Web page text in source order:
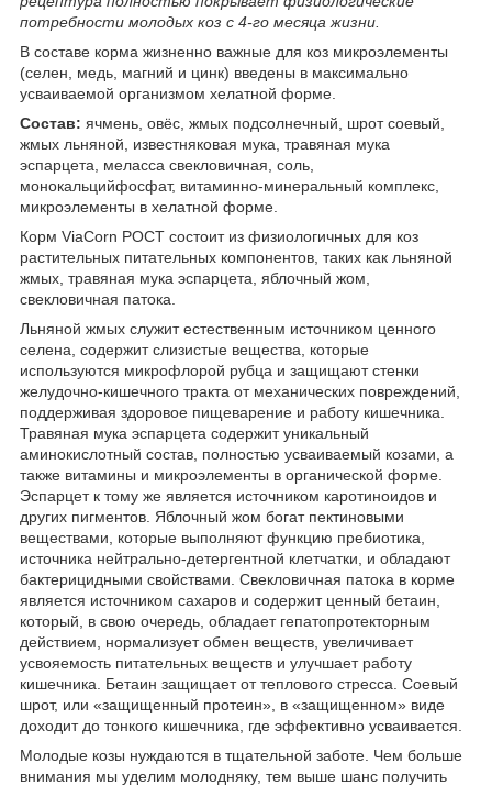
потребности молодых коз с 4-го месяца жизни.
В составе корма жизненно важные для коз микроэлементы
(селен, медь, магний и цинк) введены в максимально
усваиваемой организмом хелатной форме.
Состав: ячмень, овёс, жмых подсолнечный, шрот соевый,
жмых льняной, известняковая мука, травяная мука
эспарцета, меласса свекловичная, соль,
монокальцийфосфат, витаминно-минеральный комплекс,
микроэлементы в хелатной форме.
Корм ViaCorn РОСТ состоит из физиологичных для коз
растительных питательных компонентов, таких как льняной
жмых, травяная мука эспарцета, яблочный жом,
свекловичная патока.
Льняной жмых служит естественным источником ценного
селена, содержит слизистые вещества, которые
используются микрофлорой рубца и защищают стенки
желудочно-кишечного тракта от механических повреждений,
поддерживая здоровое пищеварение и работу кишечника.
Травяная мука эспарцета содержит уникальный
аминокислотный состав, полностью усваиваемый козами, а
также витамины и микроэлементы в органической форме.
Эспарцет к тому же является источником каротиноидов и
других пигментов. Яблочный жом богат пектиновыми
веществами, которые выполняют функцию пребиотика,
источника нейтрально-детергентной клетчатки, и обладают
бактерицидными свойствами. Свекловичная патока в корме
является источником сахаров и содержит ценный бетаин,
который, в свою очередь, обладает гепатопротекторным
действием, нормализует обмен веществ, увеличивает
усвояемость питательных веществ и улучшает работу
кишечника. Бетаин защищает от теплового стресса. Соевый
шрот, или «защищенный протеин», в «защищенном» виде
доходит до тонкого кишечника, где эффективно усваивается.
Молодые козы нуждаются в тщательной заботе. Чем больше
внимания мы уделим молодняку, тем выше шанс получить